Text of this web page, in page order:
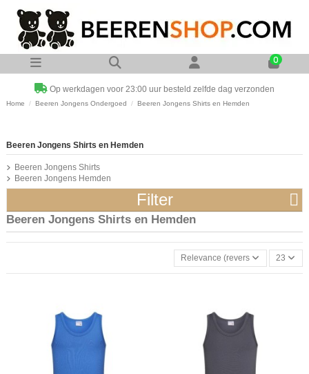
0
Op werkdagen voor 23:00 uur besteld zelfde dag verzonden
Home Beeren Jongens Ondergoed Beeren Jongens Shirts en Hemden
Beeren Jongens Shirts en Hemden
Relevance (reverse) 23
Beeren Jongens Shirts en Hemden
Beeren Jongens Shirts
Beeren Jongens Hemden
Filter